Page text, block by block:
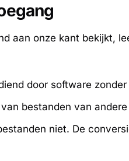
aan onze kant bekijkt,
door software
bestanden van andere
niet. De